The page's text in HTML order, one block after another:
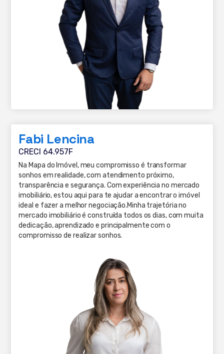
Fabi Lencina
CRECI 64.957F
Na Mapa do Imóvel, meu compromisso é transformar
sonhos em realidade, com atendimento próximo,
transparência e segurança. Com experiência no mercado
imobiliário, estou aqui para te ajudar a encontrar o imóvel
ideal e fazer a melhor negociação.Minha trajetória no
mercado imobiliário é construída todos os dias, com muita
dedicação, aprendizado e principalmente com o
compromisso de realizar sonhos.